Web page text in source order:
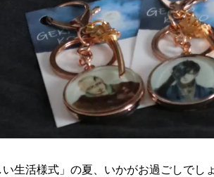
い生活様式」の夏、いかがお過ごしでし